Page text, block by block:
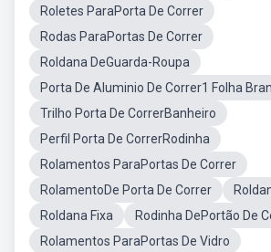
Roletes ParaPorta De Correr
Rodas ParaPortas De Correr
Roldana DeGuarda-Roupa
Porta De Aluminio De Correr1 Folha
Trilho Porta De CorrerBanheiro
Perfil Porta De CorrerRodinha
Rolamentos ParaPortas De Correr
RolamentoDe Porta De Correr
Roldana Fixa
Rodinha DePortão De
Rolamentos ParaPortas De Vidro